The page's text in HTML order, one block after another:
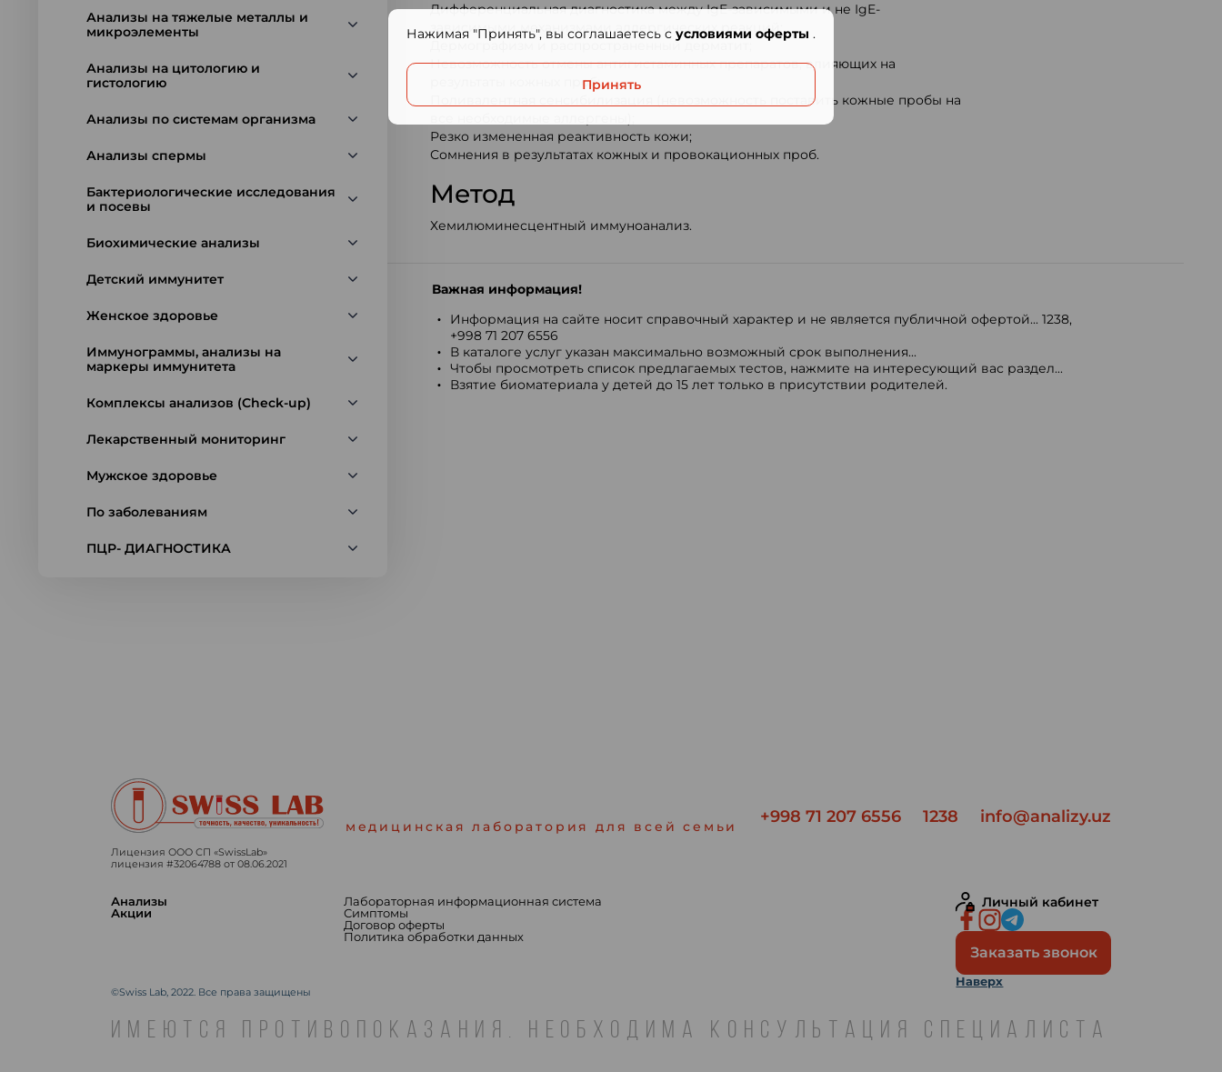
Анализы на тяжелые металлы и
микроэлементы
Анализы на цитологию и
гистологию
Анализы по системам организма
Анализы спермы
Бактериологические исследования
и посевы
Биохимические анализы
Детский иммунитет
Женское здоровье
Иммунограммы, анализы на
маркеры иммунитета
Комплексы анализов (Check-up)
Лекарственный мониторинг
Мужское здоровье
По заболеваниям
ПЦР- ДИАГНОСТИКА
Дифференциальная диагностика между IgE-зависимыми и не IgE-
зависимыми механизмами аллергических реакций;
Дермографизм и распространенный дерматит;
Невозможность отмены антигистаминных препаратов, влияющих на
результаты кожных проб;
Поливалентная сенсибилизация (невозможность поставить кожные пробы на
Резко измененная реактивность кожи;
Сомнения в результатах кожных и провокационных проб.
Метод
Хемилюминесцентный иммуноанализ.
Важная информация!
Информация на сайте носит справочный характер и не является публичной офертой... 1238,
+998 71 207 6556
В каталоге услуг указан максимально возможный срок выполнения...
Чтобы просмотреть список предлагаемых тестов, нажмите на интересующий вас раздел...
Взятие биоматериала у детей до 15 лет только в присутствии родителей.
Нажимая "Принять", вы соглашаетесь с условиями оферты .
Принять
медицинская лаборатория для всей семьи +998 71 207 6556 1238 info@analizy.uz
Лицензия ООО СП «SwissLab»
лицензия #32064788 от 08.06.2021
Анализы
Акции
Лабораторная информационная система
Симптомы
Договор оферты
Политика обработки данных
Личный кабинет
Заказать звонок
Наверх
©Swiss Lab, 2022. Все права защищены
ИМЕЮТСЯ ПРОТИВОПОКАЗАНИЯ. НЕОБХОДИМА КОНСУЛЬТАЦИЯ СПЕЦИАЛИСТА